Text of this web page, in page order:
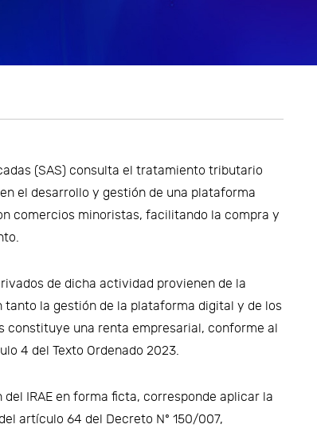
(SAS) consulta el tratamiento tributario
el desarrollo y gestión de una plataforma
comercios minoristas, facilitando la compra y
de dicha actividad provienen de la
la gestión de la plataforma digital y de los
constituye una renta empresarial, conforme al
4 del Texto Ordenado 2023.
IRAE en forma ficta, corresponde aplicar la
artículo 64 del Decreto Nº 150/007,